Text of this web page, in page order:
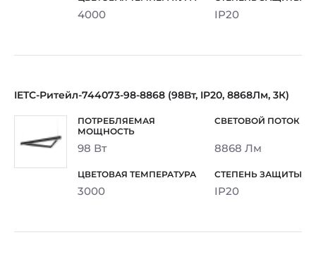
4000 IP20
IETC-Ритейл-744073-98-8868 (98Вт, IP20, 8868Лм, 3К)
98 Вт 8868 Лм
3000 IP20